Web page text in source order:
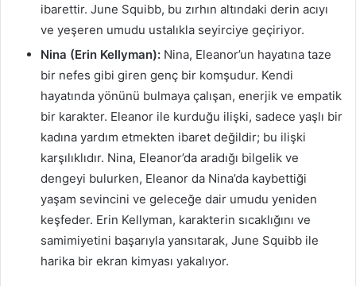
ibarettir. June Squibb, bu zırhın altındaki derin acıyı
ve yeşeren umudu ustalıkla seyirciye geçiriyor.
Nina (Erin Kellyman): Nina, Eleanor’un hayatına taze
bir nefes gibi giren genç bir komşudur. Kendi
hayatında yönünü bulmaya çalışan, enerjik ve empatik
bir karakter. Eleanor ile kurduğu ilişki, sadece yaşlı bir
kadına yardım etmekten ibaret değildir; bu ilişki
karşılıklıdır. Nina, Eleanor’da aradığı bilgelik ve
dengeyi bulurken, Eleanor da Nina’da kaybettiği
yaşam sevincini ve geleceğe dair umudu yeniden
keşfeder. Erin Kellyman, karakterin sıcaklığını ve
samimiyetini başarıyla yansıtarak, June Squibb ile
harika bir ekran kimyası yakalıyor.